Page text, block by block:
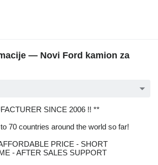
— Novi Ford kamion za
SINCE 2006 !! **
70 countries around the world so far!
PRICE - SHORT
- AFTER SALES SUPPORT